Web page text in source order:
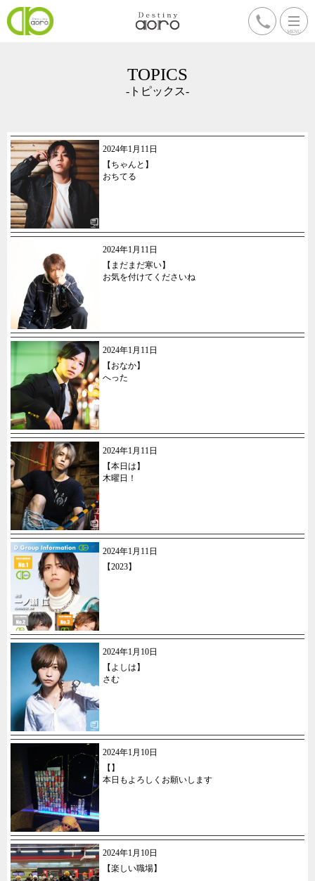
TOPICS
-トピックス-
2024年1月11日
【ちゃんと】
おちてる
2024年1月11日
【まだまだ寒い】
お気を付けてくださいね
2024年1月11日
【おなか】
へった
2024年1月11日
【本日は】
木曜日！
2024年1月11日
【2023】
2024年1月10日
【よしは】
さむ
2024年1月10日
【】
本日もよろしくお願いします
2024年1月10日
【楽しい職場】